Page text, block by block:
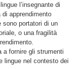
l’insegnante di
di apprendimento
sono portatori di un
o una fragilità
a fornire gli strumenti
lingue nel contesto dei